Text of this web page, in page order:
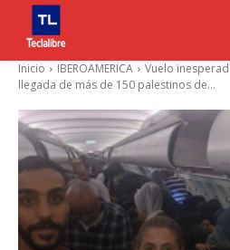
Inicio IBEROAMERICA
Vuelo
llegada de más de 150 palestinos de...